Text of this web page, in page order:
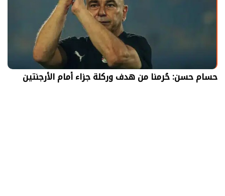
حسام حسن: حُرمنا من هدف وركلة جزاء أمام الأرجنتين